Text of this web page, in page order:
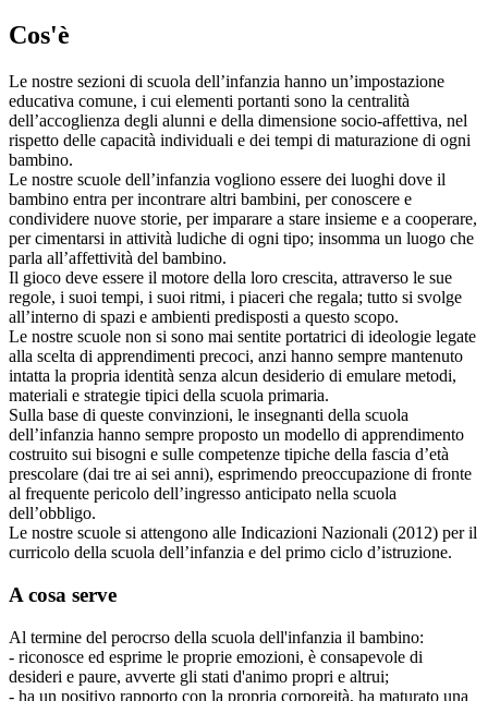
Cos'è
Le nostre sezioni di scuola dell’infanzia hanno un’impostazione
educativa comune, i cui elementi portanti sono la centralità
dell’accoglienza degli alunni e della dimensione socio-affettiva, nel
rispetto delle capacità individuali e dei tempi di maturazione di ogni
bambino.
Le nostre scuole dell’infanzia vogliono essere dei luoghi dove il
bambino entra per incontrare altri bambini, per conoscere e
condividere nuove storie, per imparare a stare insieme e a cooperare,
per cimentarsi in attività ludiche di ogni tipo; insomma un luogo che
parla all’affettività del bambino.
Il gioco deve essere il motore della loro crescita, attraverso le sue
regole, i suoi tempi, i suoi ritmi, i piaceri che regala; tutto si svolge
all’interno di spazi e ambienti predisposti a questo scopo.
Le nostre scuole non si sono mai sentite portatrici di ideologie legate
alla scelta di apprendimenti precoci, anzi hanno sempre mantenuto
intatta la propria identità senza alcun desiderio di emulare metodi,
materiali e strategie tipici della scuola primaria.
Sulla base di queste convinzioni, le insegnanti della scuola
dell’infanzia hanno sempre proposto un modello di apprendimento
costruito sui bisogni e sulle competenze tipiche della fascia d’età
prescolare (dai tre ai sei anni), esprimendo preoccupazione di fronte
al frequente pericolo dell’ingresso anticipato nella scuola
dell’obbligo.
Le nostre scuole si attengono alle Indicazioni Nazionali (2012) per il
curricolo della scuola dell’infanzia e del primo ciclo d’istruzione.
A cosa serve
Al termine del perocrso della scuola dell'infanzia il bambino:
- riconosce ed esprime le proprie emozioni, è consapevole di
desideri e paure, avverte gli stati d'animo propri e altrui;
- ha un positivo rapporto con la propria corporeità, ha maturato una